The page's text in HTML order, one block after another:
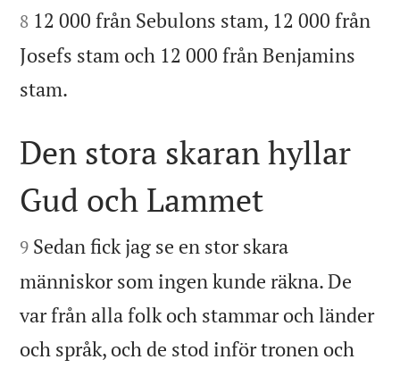
8 12 000 från Sebulons stam, 12 000 från
Josefs stam och 12 000 från Benjamins
stam.

Den stora skaran hyllar
Gud och Lammet

9 Sedan fick jag se en stor skara
människor som ingen kunde räkna. De
var från alla folk och stammar och länder
och språk, och de stod inför tronen och